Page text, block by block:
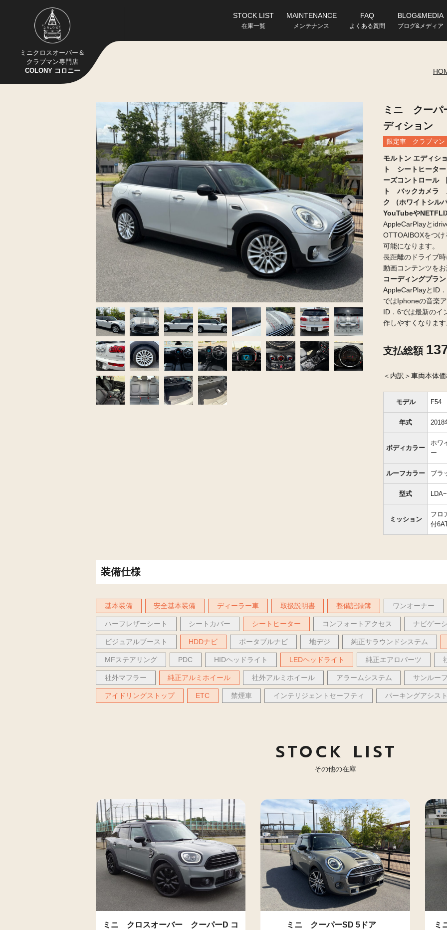
ミニクロスオーバー＆
クラブマン専門店
COLONY コロニー
STOCK LIST
在庫一覧
MAINTENANCE
メンテナンス
FAQ
よくある質問
BLOG&MEDIA
ブログ&メディア
ミニ クーパ
ディション
限定車 クラブマン
モルトン エディ
ト シートヒータ
ーズコントロール
ト バックカメラ
ク （ホワイトシル
YouTubeや
AppleCarPlayと
OTTOAIBOXをつ
可能になります。
長距離のドライブ
動画コンテンツを
コーディングプラ
AppleCarPlayとID
ではIphoneの音楽
ID．6では最新のイ
作しやすくなりま
支払総額
＜内訳＞車両本体
モデル F54
年式 2018
ボディカラー
ホワ
ー
ルーフカラー ブラ
型式
ミッション
フロ
付
装備仕様
基本装備 安全基本装備 ディーラー車 取扱説明書 整備記録簿 ワンオーナー
ハーフレザーシート シートカバー シートヒーター コンフォートアクセス ナビゲー
ビジュアルブースト HDDナビ ポータブルナビ 地デジ 純正サラウンドシステム
MFステアリング PDC HIDヘッドライト LEDヘッドライト 純正エアロパーツ
社外マフラー 純正アルミホイール 社外アルミホイール アラームシステム サンルー
アイドリングストップ ETC 禁煙車 インテリジェントセーフティ パーキングアシス
STOCK LIST
その他の在庫
ミニ クロスオーバー クーパーD コ
ミニ クーパーSD 5ドア ミ